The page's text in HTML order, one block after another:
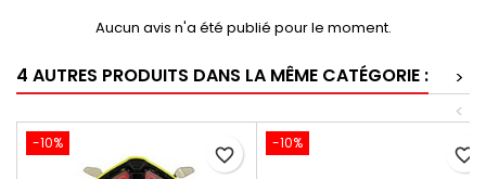
Aucun avis n'a été publié pour le moment.
4 AUTRES PRODUITS DANS LA MÊME CATÉGORIE :
>
<
-10%
favorite_border
-10%
favorite_border